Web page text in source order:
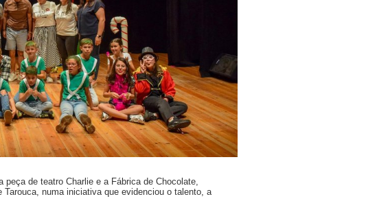
de teatro Charlie e a Fábrica de Chocolate,
numa iniciativa que evidenciou o talento, a